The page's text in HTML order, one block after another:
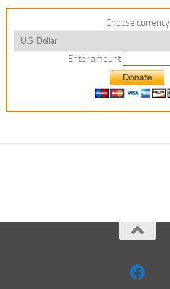
Choose currency
Enter amount